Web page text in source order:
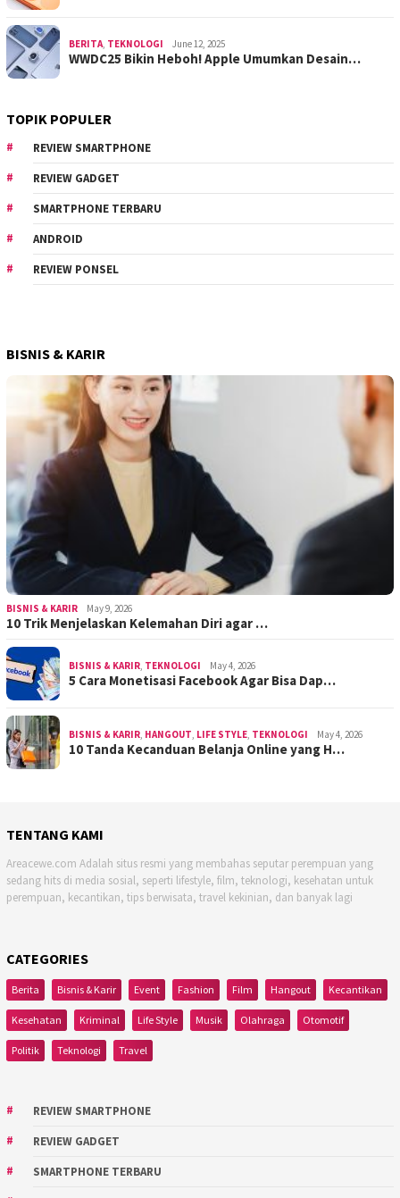
BERITA, TEKNOLOGI June 12, 2025
WWDC25 Bikin Heboh! Apple Umumkan Desain…
TOPIK POPULER
REVIEW SMARTPHONE
REVIEW GADGET
SMARTPHONE TERBARU
ANDROID
REVIEW PONSEL
BISNIS & KARIR
BISNIS & KARIR May 9, 2026
10 Trik Menjelaskan Kelemahan Diri agar …
BISNIS & KARIR, TEKNOLOGI May 4, 2026
5 Cara Monetisasi Facebook Agar Bisa Dap…
BISNIS & KARIR, HANGOUT, LIFE STYLE, TEKNOLOGI May 4, 2026
10 Tanda Kecanduan Belanja Online yang H…
TENTANG KAMI
Areacewe.com Adalah situs resmi yang membahas seputar perempuan yang
sedang hits di media sosial, seperti lifestyle, film, teknologi, kesehatan untuk
perempuan, kecantikan, tips berwisata, travel kekinian, dan banyak lagi
CATEGORIES
Berita Bisnis & Karir Event Fashion Film Hangout Kecantikan
Kesehatan Kriminal Life Style Musik Olahraga Otomotif
Politik Teknologi Travel
REVIEW SMARTPHONE
REVIEW GADGET
SMARTPHONE TERBARU